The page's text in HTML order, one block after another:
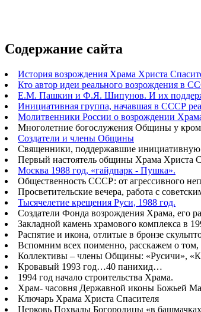
Содержание сайта
История возрождения Храма Христа
Кто автор идеи реального возрождения в
Е.М. Пашкин и Ф.Я. Шипунов. И их
Инициативная группа, начавшая в СССР
Молитвенники России о возрождении
Многолетние богослужения Общины у
Создатели и члены Общины
Священники, поддержавшие
Первый настоятель общины Храма Христа
Москва 1988 год, «гайдпарк - Пушка».
Общественность СССР: от агрессивного
Просветительские вечера, работа с
Тысячелетие крещения Руси, 1988 год.
Создатели Фонда возрождения Храма, его
Закладной камень храмового комплекса в
Распятие и икона, отлитые в бронзе
Вспомним всех поименно, расскажем о
Коллективы – члены Общины: «Русичи»,
Кровавый 1993 год…40 панихид…
1994 год начало строительства Храма.
Храм- часовня Державной иконы Божьей
Ключарь Храма Христа Спасителя
Церковь Похвалы Богородицы «в